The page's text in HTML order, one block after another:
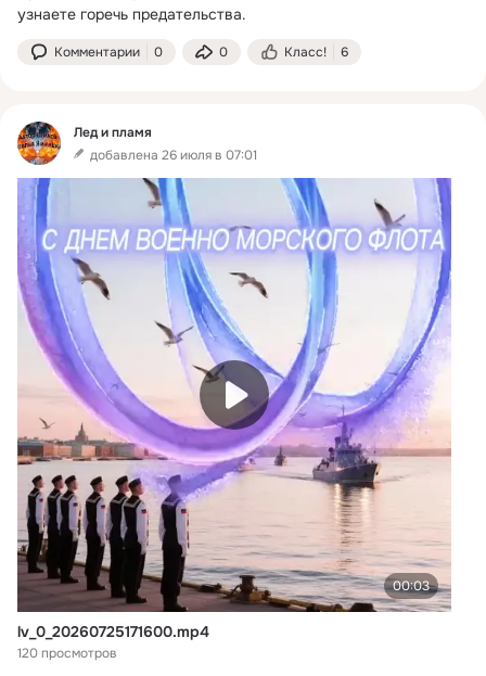
узнаете горечь предательства.
Комментарии 0 0 Класс! 6
Лед и пламя
добавлена 26 июля в 07:01
00:03
lv_0_20260725171600.mp4
120 просмотров